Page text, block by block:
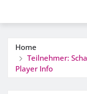
Home
Teilnehmer:
Player Info